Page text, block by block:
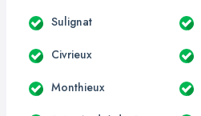
Sulignat
Civrieux
Monthieux